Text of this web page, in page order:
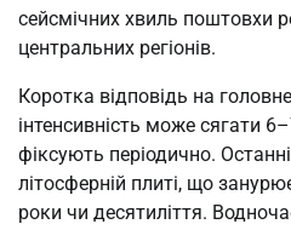
сейсмічних хвиль поштовхи
центральних регіонів.
Коротка відповідь на
інтенсивність може сягати
фіксують періодично.
літосферній плиті, що
роки чи десятиліття.